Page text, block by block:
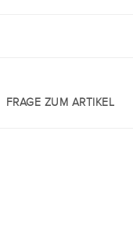
FRAGE ZUM ARTIKEL